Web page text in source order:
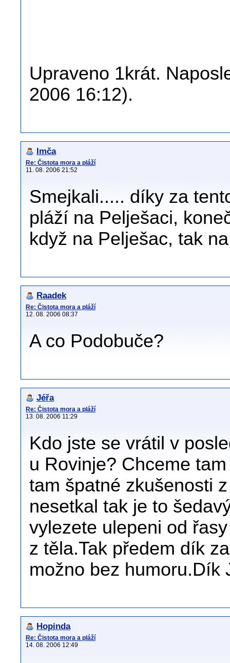
Upraveno 1krát.
2006 16:12).
Imča
Re: Čistota mora a pláží
11. 08. 2006 21:52
Smejkali..... díky za
pláží na Pelješaci,
když na Pelješac, tak
Raadek
Re: Čistota mora a pláží
12. 08. 2006 08:37
A co Podobuče?
Jéřa
Re: Čistota mora a pláží
13. 08. 2006 11:29
Kdo jste se vrátil v
u Rovinje? Chceme
tam špatné zkušenosti
nesetkal tak je to
vylezete ulepeni od
z těla.Tak předem dík
možno bez humoru.Dík
Hopinda
Re: Čistota mora a pláží
14. 08. 2006 12:49